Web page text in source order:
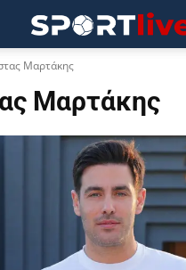
Μαρτάκης
Μαρτάκης